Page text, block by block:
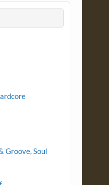
Groove, Soul